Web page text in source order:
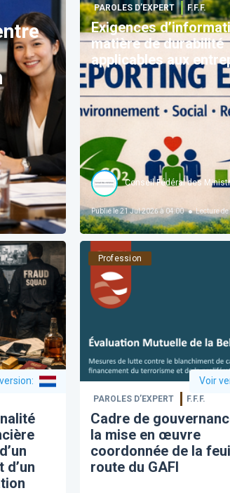
PAROLES D’EXPERT F.F.F.
Exigences
matière de durabilité
applicables aux
Conseil Fédéral des
Publié le21 Jul 2026 à 04:00 Lecture de
:
Profession
Voir
PAROLES D’EXPERT F.F.F.
Cadre de
la mise en œuvre
coordonnée de la
route du GAFI